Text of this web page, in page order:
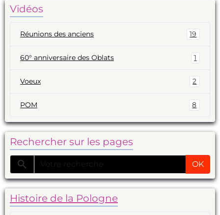
Vidéos
Réunions des anciens 19
60° anniversaire des Oblats 1
Voeux 2
POM 8
Rechercher sur les pages
OK
Histoire de la Pologne